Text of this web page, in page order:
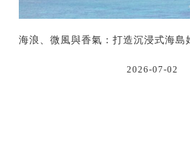
海浪、微風與香氣：打造沉浸式海島
2026-07-02